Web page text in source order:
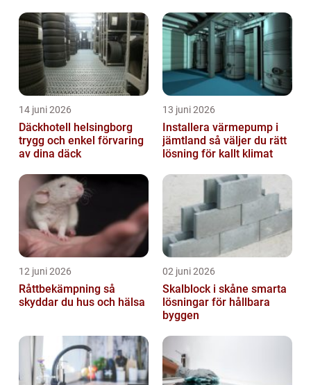
14 juni 2026
Däckhotell helsingborg
trygg och enkel förvaring
av dina däck
13 juni 2026
Installera värmepump i
jämtland så väljer du rätt
lösning för kallt klimat
12 juni 2026
Råttbekämpning så
skyddar du hus och hälsa
02 juni 2026
Skalblock i skåne smarta
lösningar för hållbara
byggen